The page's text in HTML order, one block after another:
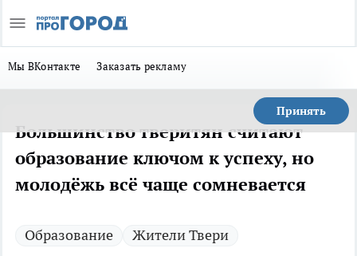
Мы ВКонтакте Заказать рекламу
Принять
Большинство тверитян считают
образование ключом к успеху, но
молодёжь всё чаще сомневается
Образование Жители Твери